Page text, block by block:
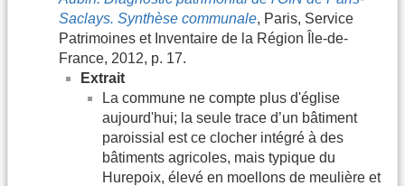
Saclays. Synthèse communale, Paris, Service
Patrimoines et Inventaire de la Région Île-de-
France, 2012, p. 17.
Extrait
La commune ne compte plus d'église
aujourd'hui; la seule trace d’un bâtiment
paroissial est ce clocher intégré à des
bâtiments agricoles, mais typique du
Hurepoix, élevé en moellons de meulière et